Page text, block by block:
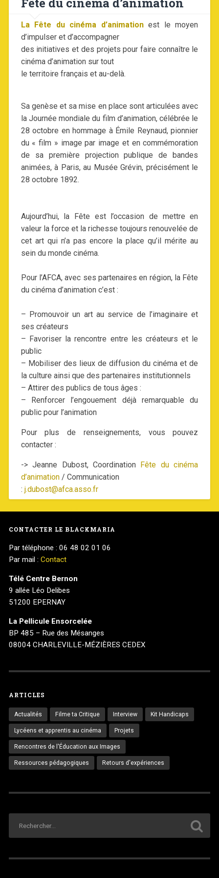
La Fête du cinéma d’animationest le moyen
d’impulser et d’accompagner
des initiatives et des projets pour faire connaître le
cinéma d’animation sur tout
le territoire français et au-delà.
Sa genèse et sa mise en place sont articulées avec
la Journée mondiale du film d’animation, célébrée le
28 octobre en hommage à Émile Reynaud, pionnier
du « film » image par image et en commémoration
de sa première projection publique de bandes
animées, à Paris, au Musée Grévin, précisément le
28 octobre 1892.
Aujourd’hui, la Fête est l’occasion de mettre en
valeur la force et la richesse toujours renouvelée de
cet art qui n’a pas encore la place qu’il mérite au
sein du monde cinéma.
Pour l’AFCA, avec ses partenaires en région, la Fête
du cinéma d’animation c’est :
– Promouvoir un art au service de l’imaginaire et
ses créateurs
– Favoriser la rencontre entre les créateurs et le
public
– Mobiliser des lieux de diffusion du cinéma et de
la culture ainsi que des partenaires institutionnels
– Attirer des publics de tous âges :
– Renforcer l’engouement déjà remarquable du
public pour l’animation
Pour plus de renseignements, vous pouvez
contacter :
-> Jeanne Dubost, Coordination Fête du cinéma
d’animation/ Communication
: j.dubost@afca.asso.fr
CONTACTER LE BLACKMARIA
Par téléphone : 06 48 02 01 06
Par mail : Contact
Télé Centre Bernon
9 allée Léo Delibes
51200 EPERNAY
La Pellicule Ensorcelée
BP 485 – Rue des Mésanges
08004 CHARLEVILLE-MÉZIÈRES CEDEX
ARTICLES
Actualités Filme ta Critique Interview Kit Handicaps
Lycéens et apprentis au cinéma Projets
Rencontres de l'Éducation aux Images
Ressources pédagogiques Retours d'expériences